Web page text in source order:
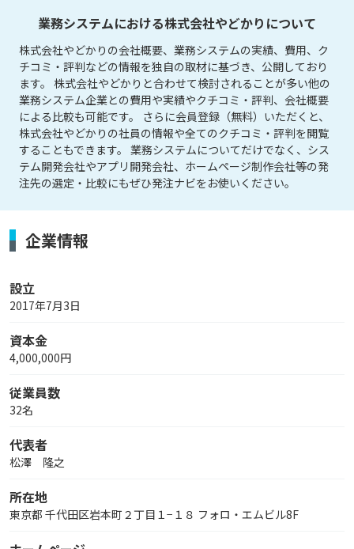
業務システムにおける株式会社やどかりについて
株式会社やどかりの会社概要、業務システムの実績、費用、ク
チコミ・評判などの情報を独自の取材に基づき、公開しており
ます。 株式会社やどかりと合わせて検討されることが多い他の
業務システム企業との費用や実績やクチコミ・評判、会社概要
による比較も可能です。 さらに会員登録（無料）いただくと、
株式会社やどかりの社員の情報や全てのクチコミ・評判を閲覧
することもできます。 業務システムについてだけでなく、シス
テム開発会社やアプリ開発会社、ホームページ制作会社等の発
注先の選定・比較にもぜひ発注ナビをお使いください。
企業情報
設立
2017年7月3日
資本金
4,000,000円
従業員数
32名
代表者
松澤 隆之
所在地
東京都 千代田区岩本町２丁目１−１８ フォロ・エムビル8F